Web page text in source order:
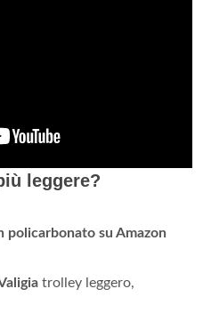
leggere?
policarbonato su Amazon
trolley leggero,